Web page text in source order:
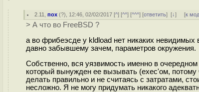
2.11 ,пох (?), 12:46, 02/02/2017 [^] [^^] [^^^] [ответить][↓] [к
> А что во FreeBSD ?
а во фрибеэсде у kldload нет никаких
давно забывшему зачем, параметров окружения.
Собственно, вся уязвимость именно в
который вынужден ее вызывать (exec'ом,
делать правильно и не считаясь с затратами,
несложно. Я не могу придумать никакого